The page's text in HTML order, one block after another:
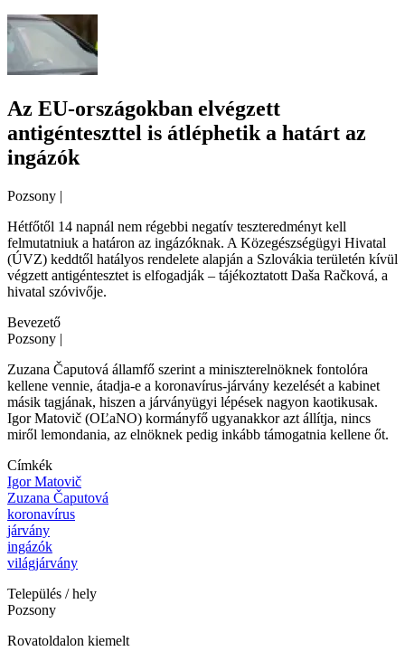
Az EU-országokban elvégzett
antigénteszttel is átléphetik a határt az
ingázók
Pozsony |
Hétfőtől 14 napnál nem régebbi negatív teszteredményt kell
felmutatniuk a határon az ingázóknak. A Közegészségügyi Hivatal
(ÚVZ) keddtől hatályos rendelete alapján a Szlovákia területén kívül
végzett antigéntesztet is elfogadják – tájékoztatott Daša Račková, a
hivatal szóvivője.
Bevezető
Pozsony |
Zuzana Čaputová államfő szerint a miniszterelnöknek fontolóra
kellene vennie, átadja-e a koronavírus-járvány kezelését a kabinet
másik tagjának, hiszen a járványügyi lépések nagyon kaotikusak.
Igor Matovič (OĽaNO) kormányfő ugyanakkor azt állítja, nincs
miről lemondania, az elnöknek pedig inkább támogatnia kellene őt.
Címkék
Igor Matovič
Zuzana Čaputová
koronavírus
járvány
ingázók
világjárvány
Település / hely
Pozsony
Rovatoldalon kiemelt